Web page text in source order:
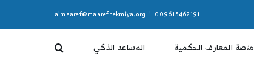
009615462191
almaaref@maarefhekmiya.org
منصة المعارف الحكمية المساعد الذكي